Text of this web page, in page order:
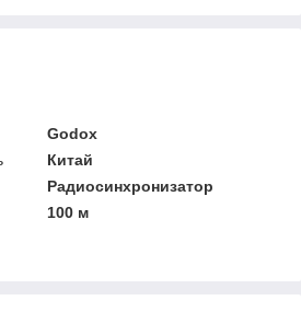
Godox
Китай
Радиосинхронизатор
100 м